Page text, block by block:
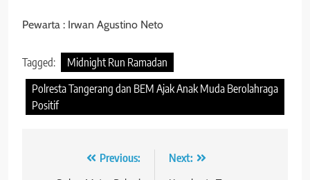
Pewarta : Irwan Agustino Neto
Tagged:
Midnight Run Ramadan
Polresta Tangerang dan BEM Ajak Anak Muda Berolahraga
Positif
Navigasi Previous:
Next: